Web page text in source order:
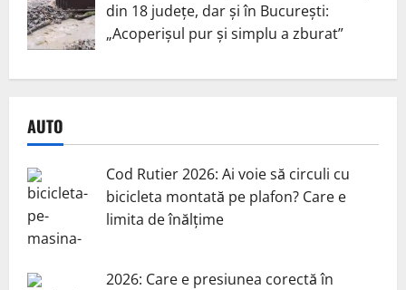
din 18 județe, dar și în București:
„Acoperișul pur și simplu a zburat”
AUTO
Cod Rutier 2026: Ai voie să circuli cu
bicicleta montată pe plafon? Care e
limita de înălțime
2026: Care e presiunea corectă în